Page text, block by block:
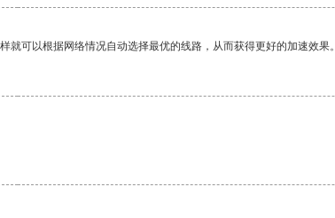
可以根据网络情况自动选择最优的线路，从而获得更好的加速效果。